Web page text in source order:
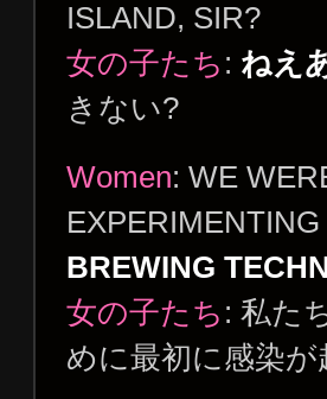
ISLAND, SIR?
女の子たち : ねえ
きない?
Women: WE
BREWING
女の子たち : 私た
めに最初に感染